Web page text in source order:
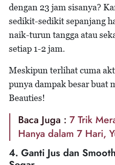
dengan 23 jam sisanya?
sedikit-sedikit sepanjang
naik-turun tangga atau
setiap 1-2 jam.
Meskipun terlihat cuma
punya dampak besar buat
Beauties!
Baca Juga : 7 Trik
Hanya dalam 7 Hari,
4. Ganti Jus dan